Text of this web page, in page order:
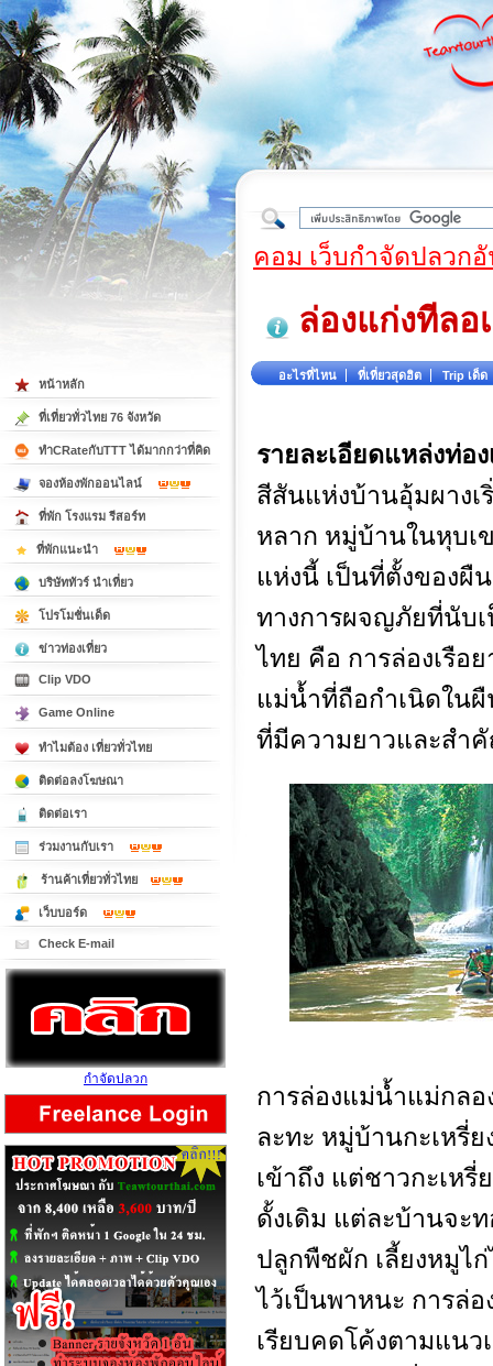
ต้
คอม เว็บกำจัดปลวก
ล่องแก่งทีลอ
อะไรที่ไหน ที่เที่ยวสุดฮิต Trip เด็ด
รายละเอียดแหล่งท่อง
สีสันแห่งบ้านอุ้มผาง
หลาก หมู่บ้านในหุบ
แห่งนี้ เป็นที่ตั้งของผื
ทางการผจญภัยที่นับ
ไทย คือ การล่องเรือ
แม่น้ำที่ถือกำเนิดใน
ที่มีความยาวและสำ
การล่องแม่น้ำแม่กล
ละทะ หมู่บ้านกะเหรี่
เข้าถึง แต่ชาวกะเห
ดั้งเดิม แต่ละบ้านจะ
ปลูกพืชผัก เลี้ยงหมูไก่
ไว้เป็นพาหนะ การล่
เรียบคดโค้งตามแน
หน้าหลัก
ที่เที่ยวทั่วไทย 76 จังหวัด
ทำCRateกับTTT ได้มากกว่าที่คิด
จองห้องพักออนไลน์
ที่พัก โรงแรม รีสอร์ท
ที่พักแนะนำ
บริษัททัวร์ นำเที่ยว
โปรโมชั่นเด็ด
ข่าวท่องเที่ยว
Clip VDO
Game Online
ทำไมต้อง เที่ยวทั่วไทย
ติดต่อลงโฆษณา
ติดต่อเรา
ร่วมงานกับเรา
ร้านค้าเที่ยวทั่วไทย
เว็บบอร์ด
Check E-mail
กำจัดปลวก